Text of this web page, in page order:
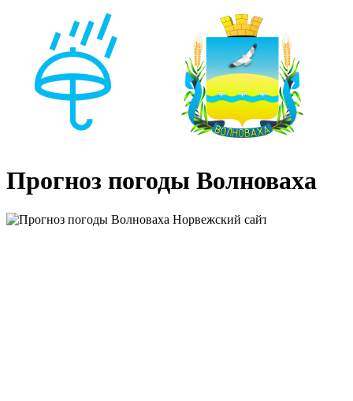
Прогноз погоды Волноваха